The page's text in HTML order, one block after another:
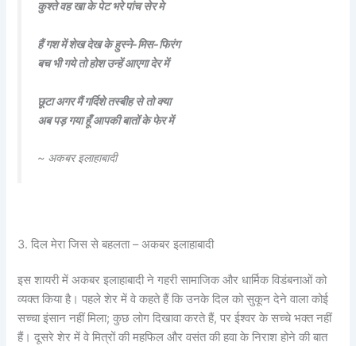
कुश्ते वह खा के पेट भरे पांच सेर मे
हैं गश में शेख देख के हुस्ने-मिस-फिरंग
बच भी गये तो होश उन्हें आएगा देर में
छूटा अगर मैं गर्दिशे तस्बीह से तो क्या
अब पड़ गया हूँ आपकी बातों के फेर में
~ अकबर इलाहाबादी
3. दिल मेरा जिस से बहलता – अकबर इलाहाबादी
इस शायरी में अकबर इलाहाबादी ने गहरी सामाजिक और धार्मिक विडंबनाओं को
व्यक्त किया है। पहले शेर में वे कहते हैं कि उनके दिल को सुकून देने वाला कोई
सच्चा इंसान नहीं मिला; कुछ लोग दिखावा करते हैं, पर ईश्वर के सच्चे भक्त नहीं
हैं। दूसरे शेर में वे मित्रों की महफिल और वसंत की हवा के निराश होने की बात